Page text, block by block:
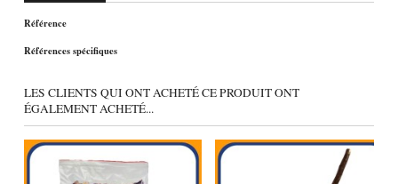
Référence
Références spécifiques
LES CLIENTS QUI ONT ACHETÉ CE PRODUIT ONT
ÉGALEMENT ACHETÉ...